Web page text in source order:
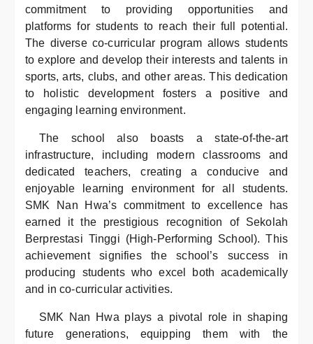
commitment to providing opportunities and
platforms for students to reach their full potential.
The diverse co-curricular program allows students
to explore and develop their interests and talents in
sports, arts, clubs, and other areas. This dedication
to holistic development fosters a positive and
engaging learning environment.
The school also boasts a state-of-the-art
infrastructure, including modern classrooms and
dedicated teachers, creating a conducive and
enjoyable learning environment for all students.
SMK Nan Hwa’s commitment to excellence has
earned it the prestigious recognition of Sekolah
Berprestasi Tinggi (High-Performing School). This
achievement signifies the school’s success in
producing students who excel both academically
and in co-curricular activities.
SMK Nan Hwa plays a pivotal role in shaping
future generations, equipping them with the